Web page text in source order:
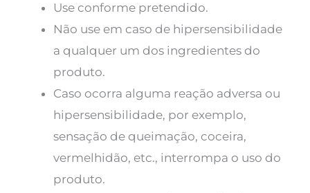
Use conforme pretendido.
Não use em caso de hipersensibilidade
a qualquer um dos ingredientes do
produto.
Caso ocorra alguma reação adversa ou
hipersensibilidade, por exemplo,
sensação de queimação, coceira,
vermelhidão, etc., interrompa o uso do
produto.